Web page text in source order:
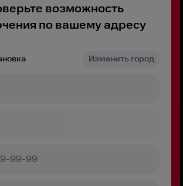
возможность
по вашему адресу
Изменить город